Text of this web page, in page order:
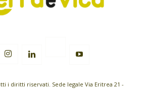
i diritti riservati. Sede legale Via Eritrea 21 -